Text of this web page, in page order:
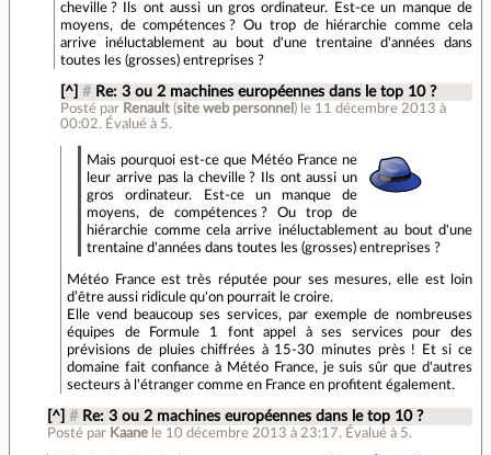
cheville ? Ils ont aussi un gros ordinateur. Est-ce un manque de
moyens, de compétences ? Ou trop de hiérarchie comme cela
arrive inéluctablement au bout d'une trentaine d'années dans
toutes les (grosses) entreprises ?
[^] # Re: 3 ou 2 machines européennes dans le top 10 ?
Posté par Renault (site web personnel ) le 11 décembre 2013 à
00:02. Évalué à 5.
Mais pourquoi est-ce que Météo France ne
leur arrive pas la cheville ? Ils ont aussi un
gros ordinateur. Est-ce un manque de
moyens, de compétences ? Ou trop de
hiérarchie comme cela arrive inéluctablement au bout d'une
trentaine d'années dans toutes les (grosses) entreprises ?
Météo France est très réputée pour ses mesures, elle est loin
d’être aussi ridicule qu'on pourrait le croire.
Elle vend beaucoup ses services, par exemple de nombreuses
équipes de Formule 1 font appel à ses services pour des
prévisions de pluies chiffrées à 15-30 minutes près ! Et si ce
domaine fait confiance à Météo France, je suis sûr que d'autres
secteurs à l'étranger comme en France en profitent également.
[^] # Re: 3 ou 2 machines européennes dans le top 10 ?
Posté par Kaane le 10 décembre 2013 à 23:17. Évalué à 5.